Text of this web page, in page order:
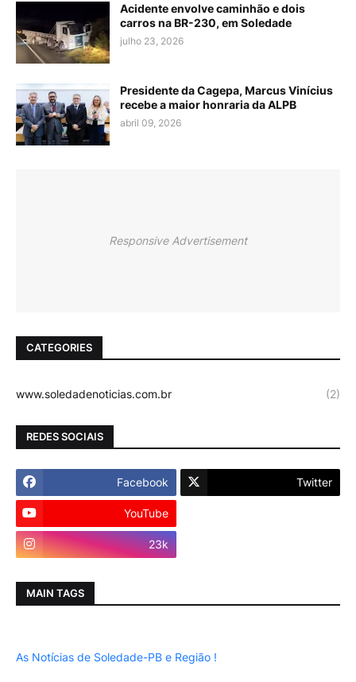
Acidente envolve caminhão e dois
carros na BR-230, em Soledade
julho 23, 2026
Presidente da Cagepa, Marcus Vinícius
recebe a maior honraria da ALPB
abril 09, 2026
Responsive Advertisement
CATEGORIES
www.soledadenoticias.com.br (2)
REDES SOCIAIS
Facebook Twitter
YouTube
23k
MAIN TAGS
As Notícias de Soledade-PB e Região !